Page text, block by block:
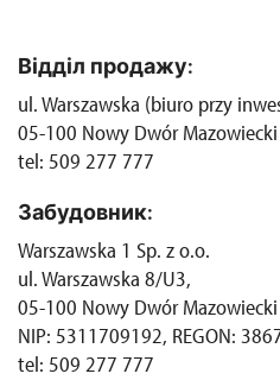
Відділ продажу:
ul. Warszawska (biuro przy
05-100 Nowy Dwór Mazowiecki
tel: 509 277 777
Забудовник:
Warszawska 1 Sp. z o.o.
ul. Warszawska 8/U3,
05-100 Nowy Dwór Mazowiecki
NIP: 5311709192, REGON:
tel: 509 277 777